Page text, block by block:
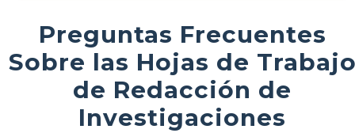
Preguntas Frecuentes
Sobre las Hojas de
de Redacción de
Investigaciones